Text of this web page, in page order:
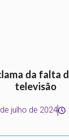
da falta
televisão
julho de 2024